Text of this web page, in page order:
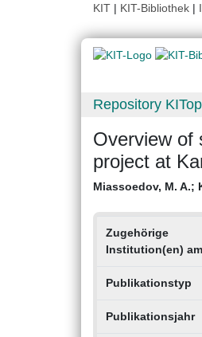
KIT | KIT-Bibliothek |
Repository
Overview of
project at
Miassoedov, M. A.;
Zugehörige
Institution(en)
Publikationstyp
Publikationsjahr